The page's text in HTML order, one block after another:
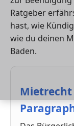
Ratgeber
hast, wie
wie du deinen
Baden.